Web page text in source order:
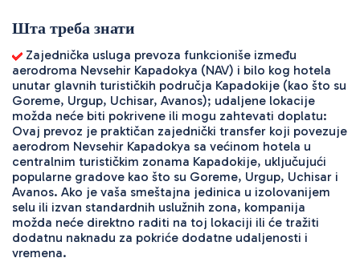
Шта треба знати
Zajednička usluga prevoza funkcioniše između
aerodroma Nevsehir Kapadokya (NAV) i bilo kog hotela
unutar glavnih turističkih područja Kapadokije (kao što su
Goreme, Urgup, Uchisar, Avanos); udaljene lokacije
možda neće biti pokrivene ili mogu zahtevati doplatu:
Ovaj prevoz je praktičan zajednički transfer koji povezuje
aerodrom Nevsehir Kapadokya sa većinom hotela u
centralnim turističkim zonama Kapadokije, uključujući
popularne gradove kao što su Goreme, Urgup, Uchisar i
Avanos. Ako je vaša smeštajna jedinica u izolovanijem
selu ili izvan standardnih uslužnih zona, kompanija
možda neće direktno raditi na toj lokaciji ili će tražiti
dodatnu naknadu za pokriće dodatne udaljenosti i
vremena.